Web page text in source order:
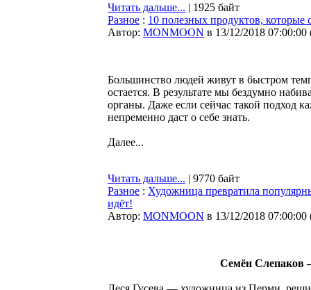
Читать дальше... | 1925 байт
Разное : 10 полезных продуктов, которые
Автор: MONMOON в 13/12/2018 07:00:00
Большинство людей живут в быстром
остается. В результате мы бездумно
органы. Даже если сейчас такой подход
непременно даст о себе знать.
Далее...
Читать дальше... | 9770 байт
Разное : Художница превратила
идёт!
Автор: MONMOON в 13/12/2018 07:00:00
Семён Слепаков